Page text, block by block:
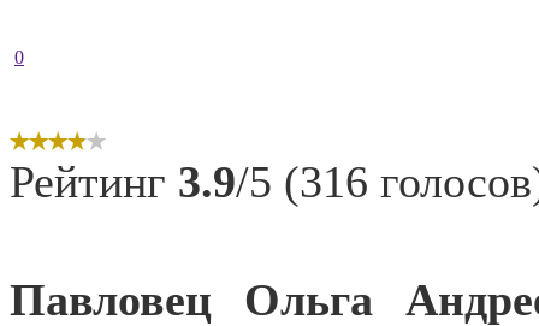
0
Рейтинг 3.9/5 (316
Павловец Ольга